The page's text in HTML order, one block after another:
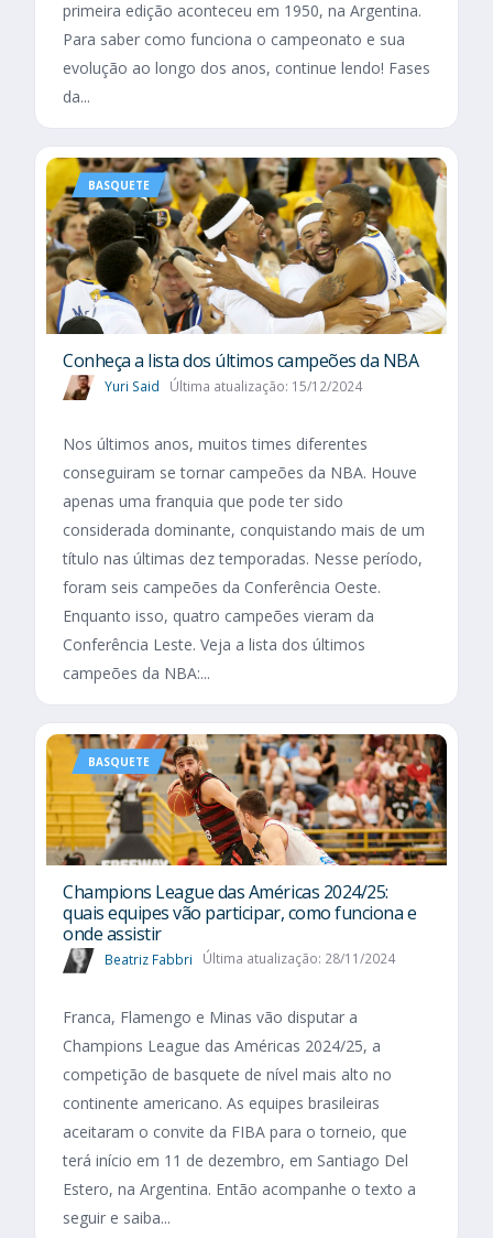
primeira edição aconteceu em 1950, na Argentina.
Para saber como funciona o campeonato e sua
evolução ao longo dos anos, continue lendo! Fases
da...
BASQUETE
Conheça a lista dos últimos campeões da NBA
Yuri Said Última atualização: 15/12/2024
Nos últimos anos, muitos times diferentes
conseguiram se tornar campeões da NBA. Houve
apenas uma franquia que pode ter sido
considerada dominante, conquistando mais de um
título nas últimas dez temporadas. Nesse período,
foram seis campeões da Conferência Oeste.
Enquanto isso, quatro campeões vieram da
Conferência Leste. Veja a lista dos últimos
campeões da NBA:...
BASQUETE
Champions League das Américas 2024/25:
quais equipes vão participar, como funciona e
onde assistir
Beatriz Fabbri Última atualização: 28/11/2024
Franca, Flamengo e Minas vão disputar a
Champions League das Américas 2024/25, a
competição de basquete de nível mais alto no
continente americano. As equipes brasileiras
aceitaram o convite da FIBA para o torneio, que
terá início em 11 de dezembro, em Santiago Del
Estero, na Argentina. Então acompanhe o texto a
seguir e saiba...